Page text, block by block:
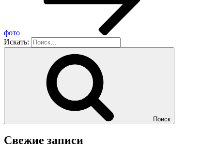
фото
Искать:
Поиск
Свежие записи